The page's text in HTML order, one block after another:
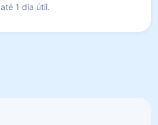
até 1 dia útil.